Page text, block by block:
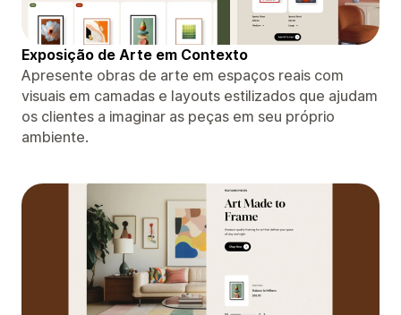
Exposição de Arte em Contexto
Apresente obras de arte em espaços reais com
visuais em camadas e layouts estilizados que ajudam
os clientes a imaginar as peças em seu próprio
ambiente.